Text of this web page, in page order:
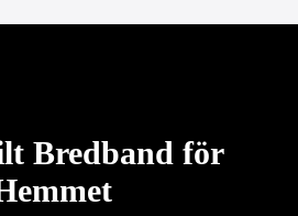
Bredband för